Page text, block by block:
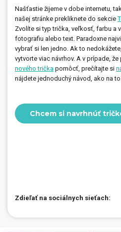
Našťastie žijeme v dobe internetu,
našej stránke prekliknete do sekcie
Zvolíte si typ trička, veľkosť, farbu a
fotografiu alebo text. Paradoxne
vybrať si len jedno. Ak to
vytvorte viac návrhov. A v prípade,
nového trička pomôcť, prečítajte si
nájdete jednoduchý návod, ako na
Chcem si navrhnúť
Zdieľať na sociálnych sieťach: